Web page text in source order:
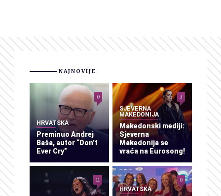
NAJNOVIJE
HRVATSKA
Preminuo Andrej
Baša, autor “Don’t
Ever Cry”
0
SJEVERNA
MAKEDONIJA
Makedonski mediji:
Sjeverna
Makedonija se
vraća na Eurosong!
3
11
HRVATSKA
0